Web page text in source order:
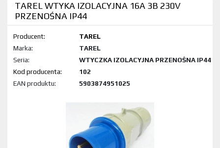
TAREL WTYKA IZOLACYJNA 16A 3B 230V
PRZENOŚNA IP44
Producent:
TAREL
Marka:
TAREL
Seria:
WTYCZKA IZOLACYJNA PRZENOŚNA IP44
Kod produktu:
102
EAN produktu:
5903874951025